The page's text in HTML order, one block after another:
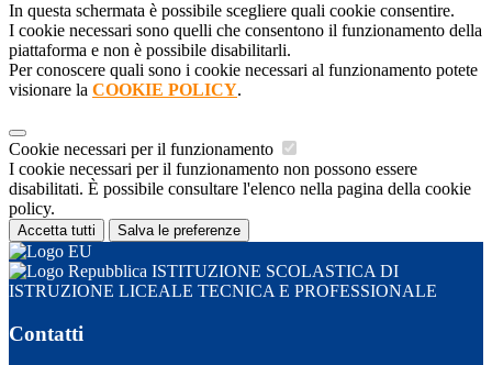
In questa schermata è possibile scegliere quali cookie consentire.
I cookie necessari sono quelli che consentono il funzionamento della
piattaforma e non è possibile disabilitarli.
Per conoscere quali sono i cookie necessari al funzionamento potete
visionare la COOKIE POLICY.
Cookie necessari per il funzionamento
I cookie necessari per il funzionamento non possono essere
disabilitati. È possibile consultare l'elenco nella pagina della cookie
policy.
Accetta tutti Salva le preferenze
ISTITUZIONE SCOLASTICA DI
ISTRUZIONE LICEALE TECNICA E PROFESSIONALE
Contatti